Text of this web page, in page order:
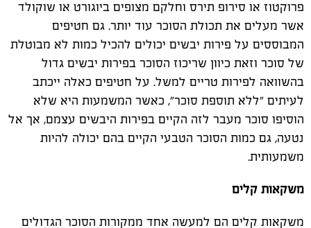
פרוקטוז או סירופ תירס וחלקם מצופים ביוגורט או שוקולד
אשר מעלים את תכולת הסוכר עוד יותר. גם חטיפים
המבוססים על פירות יבשים יכולים להכיל כמות לא מבוטלת
של סוכר וזאת כיוון שריכוז הסוכר בפירות יבשים גדול
בהשוואה לפירות טריים למשל. על חטיפים כאלה ייכתב
לעיתים "ללא תוספת סוכר", כאשר המשמעות היא שלא
הוסיפו סוכר מעבר לזה הקיים בפירות היבשים עצמם, אך אל
נטעה, גם כמות הסוכר הטבעי הקיים בהם יכולה להיות
משמעותית.
משקאות קלים
משקאות קלים הם למעשה אחד ממקורות הסוכר הגדולים